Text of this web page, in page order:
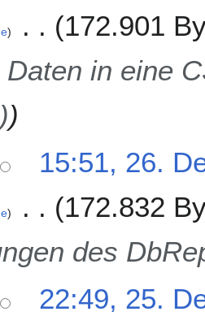
172.901
Daten in eine
15:51, 26.
172.832
des
22:49, 25.